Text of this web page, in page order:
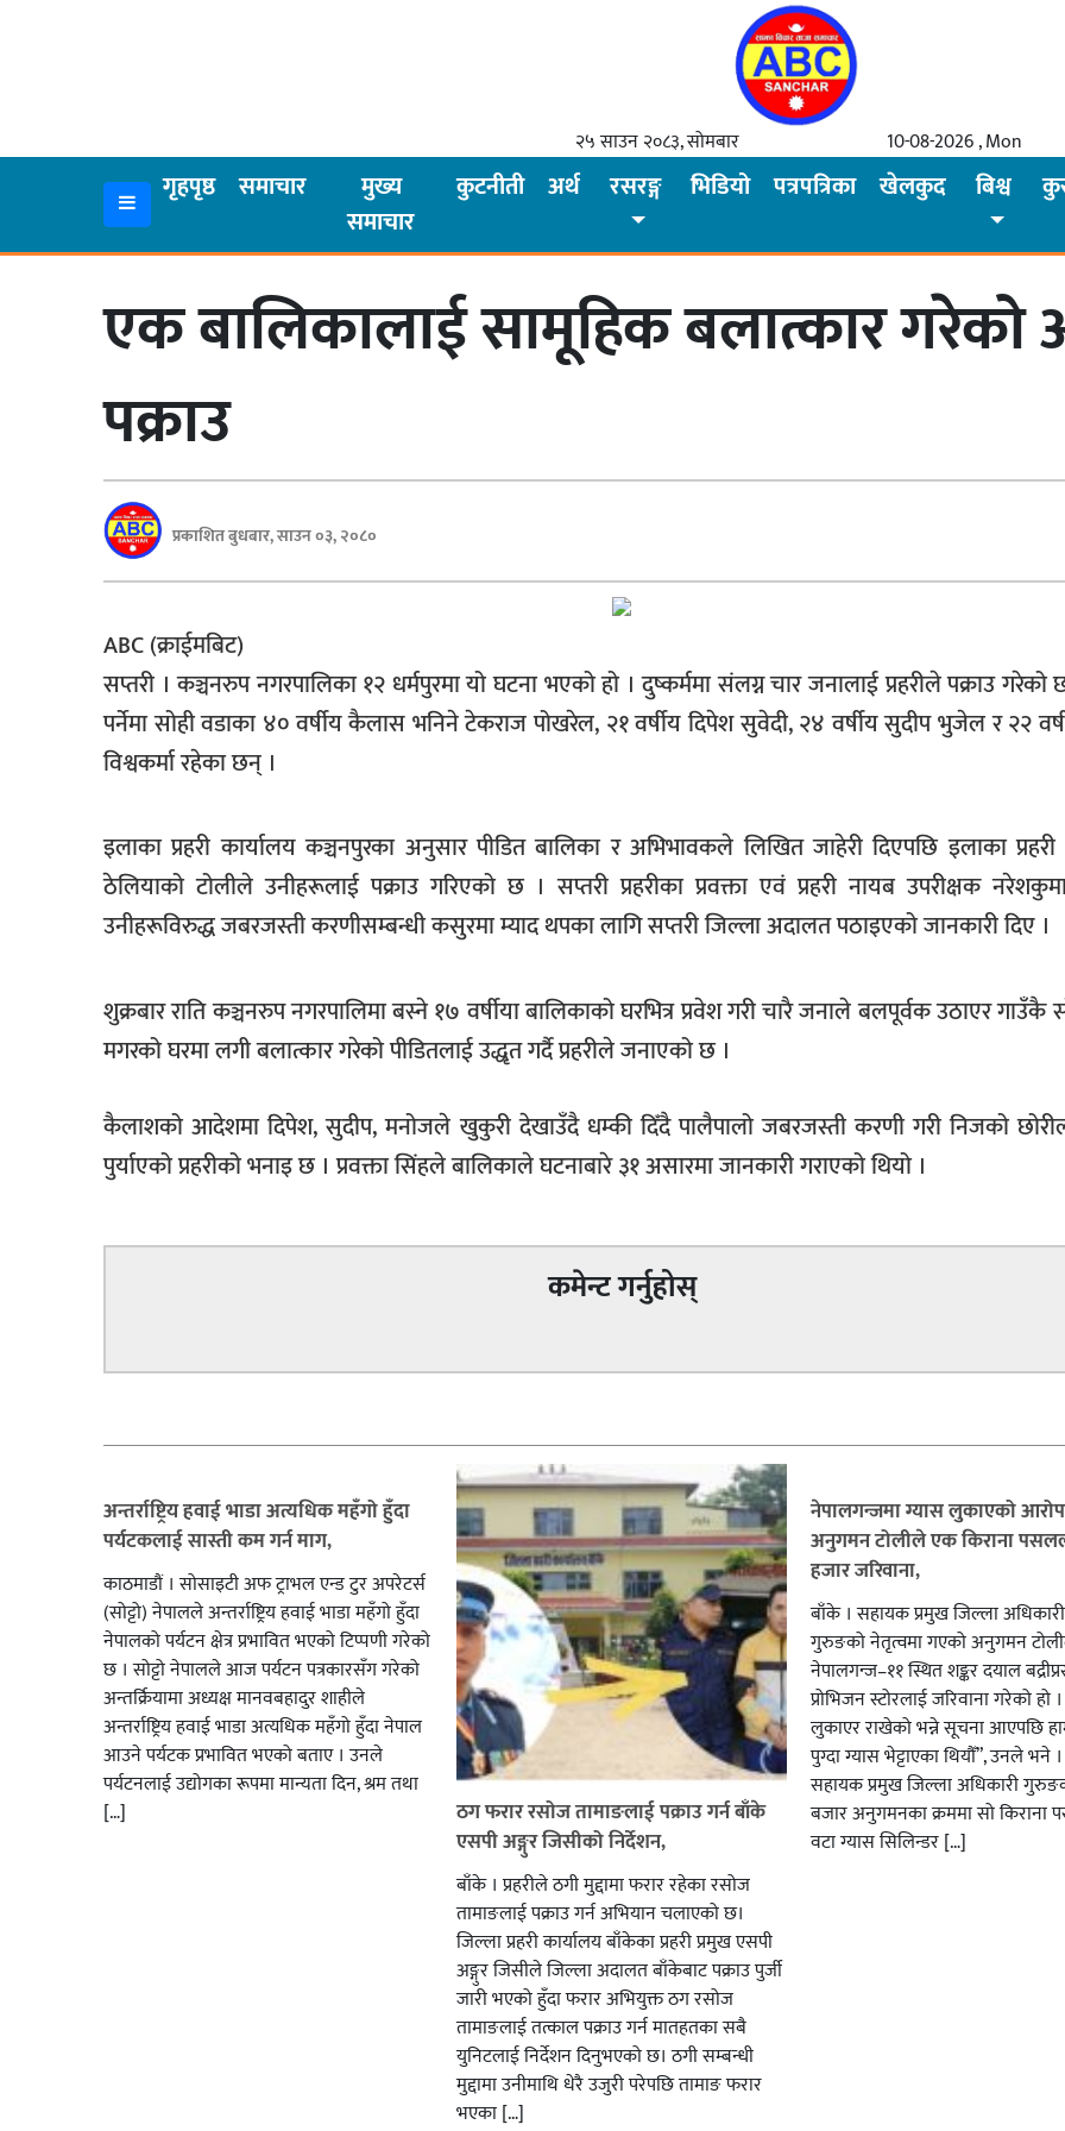
२५ साउन २०८३, सोमबार 10-08-2026 , Mon
गृहपृष्ठ समाचार
मुख्य
समाचार
कुटनीती अर्थ रसरङ्ग भिडियो पत्रपत्रिका खेलकुद बिश्व
समाचार
पत्रपत्रिका
एक बालिकालाई सामूहिक बलात्कार गरेको
पक्राउ
प्रकाशित बुधबार, साउन ०३, २०८०
ABC (क्राईमबिट)
सप्तरी । कञ्चनरुप नगरपालिका १२ धर्मपुरमा यो घटना भएको हो । दुष्कर्ममा संलग्न चार जनालाई प्रहरीले पक्राउ गरेको
पर्नेमा सोही वडाका ४० वर्षीय कैलास भनिने टेकराज पोखरेल, २१ वर्षीय दिपेश सुवेदी, २४ वर्षीय सुदीप भुजेल र २२
विश्वकर्मा रहेका छन् ।
इलाका प्रहरी कार्यालय कञ्चनपुरका अनुसार पीडित बालिका र अभिभावकले लिखित जाहेरी दिएपछि इलाका प्रहरी
ठेलियाको टोलीले उनीहरूलाई पक्राउ गरिएको छ । सप्तरी प्रहरीका प्रवक्ता एवं प्रहरी नायब उपरीक्षक
उनीहरूविरुद्ध जबरजस्ती करणीसम्बन्धी कसुरमा म्याद थपका लागि सप्तरी जिल्ला अदालत पठाइएको जानकारी दिए ।
शुक्रबार राति कञ्चनरुप नगरपालिमा बस्ने १७ वर्षीया बालिकाको घरभित्र प्रवेश गरी चारै जनाले बलपूर्वक उठाएर गाउँकै
मगरको घरमा लगी बलात्कार गरेको पीडितलाई उद्धृत गर्दै प्रहरीले जनाएको छ ।
कैलाशको आदेशमा दिपेश, सुदीप, मनोजले खुकुरी देखाउँदै धम्की दिँदै पालैपालो जबरजस्ती करणी गरी निजको
पुर्याएको प्रहरीको भनाइ छ । प्रवक्ता सिंहले बालिकाले घटनाबारे ३१ असारमा जानकारी गराएको थियो ।
कमेन्ट गर्नुहोस्
अन्तर्राष्ट्रिय हवाई भाडा अत्यधिक महँगो हुँदा
पर्यटकलाई सास्ती कम गर्न माग,
काठमाडौं । सोसाइटी अफ ट्राभल एन्ड टुर अपरेटर्स
(सोट्टो) नेपालले अन्तर्राष्ट्रिय हवाई भाडा महँगो हुँदा
नेपालको पर्यटन क्षेत्र प्रभावित भएको टिप्पणी गरेको
छ । सोट्टो नेपालले आज पर्यटन पत्रकारसँग गरेको
अन्तर्क्रियामा अध्यक्ष मानवबहादुर शाहीले
अन्तर्राष्ट्रिय हवाई भाडा अत्यधिक महँगो हुँदा नेपाल
आउने पर्यटक प्रभावित भएको बताए । उनले
पर्यटनलाई उद्योगका रूपमा मान्यता दिन, श्रम तथा
[…]
ठग फरार रसोज तामाङलाई पक्राउ गर्न बाँके
एसपी अङ्गुर जिसीको निर्देशन,
बाँके । प्रहरीले ठगी मुद्दामा फरार रहेका रसोज
तामाङलाई पक्राउ गर्न अभियान चलाएको छ।
जिल्ला प्रहरी कार्यालय बाँकेका प्रहरी प्रमुख एसपी
अङ्गुर जिसीले जिल्ला अदालत बाँकेबाट पक्राउ पुर्जी
जारी भएको हुँदा फरार अभियुक्त ठग रसोज
तामाङलाई तत्काल पक्राउ गर्न मातहतका सबै
युनिटलाई निर्देशन दिनुभएको छ। ठगी सम्बन्धी
मुद्दामा उनीमाथि धेरै उजुरी परेपछि तामाङ फरार
भएका […]
नेपालगन्जमा ग्यास लुकाएको
अनुगमन टोलीले एक किराना
हजार जरिवाना,
बाँके । सहायक प्रमुख जिल्ला
गुरुङको नेतृत्वमा गएको अनुगमन
नेपालगन्ज–११ स्थित शङ्कर दयाल
प्रोभिजन स्टोरलाई जरिवाना गरेको हो
लुकाएर राखेको भन्ने सूचना आएपछि
पुग्दा ग्यास भेट्टाएका थियौँ”, उनले भने
सहायक प्रमुख जिल्ला अधिकारी
बजार अनुगमनका क्रममा सो किराना
वटा ग्यास सिलिन्डर […]